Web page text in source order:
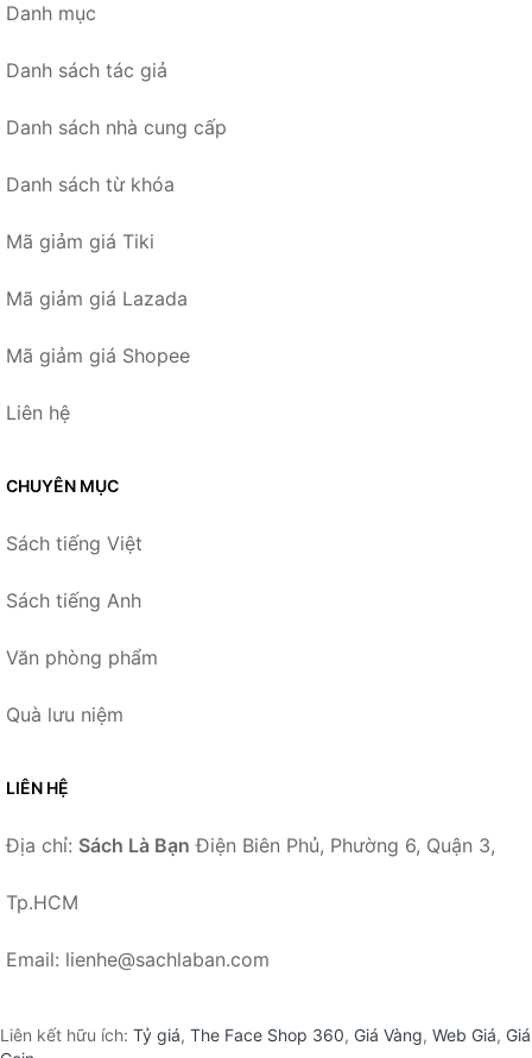
Danh mục
Danh sách tác giả
Danh sách nhà cung cấp
Danh sách từ khóa
Mã giảm giá Tiki
Mã giảm giá Lazada
Mã giảm giá Shopee
Liên hệ
CHUYÊN MỤC
Sách tiếng Việt
Sách tiếng Anh
Văn phòng phẩm
Quà lưu niệm
LIÊN HỆ
Địa chỉ: Sách Là Bạn Điện Biên Phủ, Phường 6, Quận 3,
Tp.HCM
Email: lienhe@sachlaban.com
Liên kết hữu ích: Tỷ giá, The Face Shop 360, Giá Vàng, Web Giá, Giá